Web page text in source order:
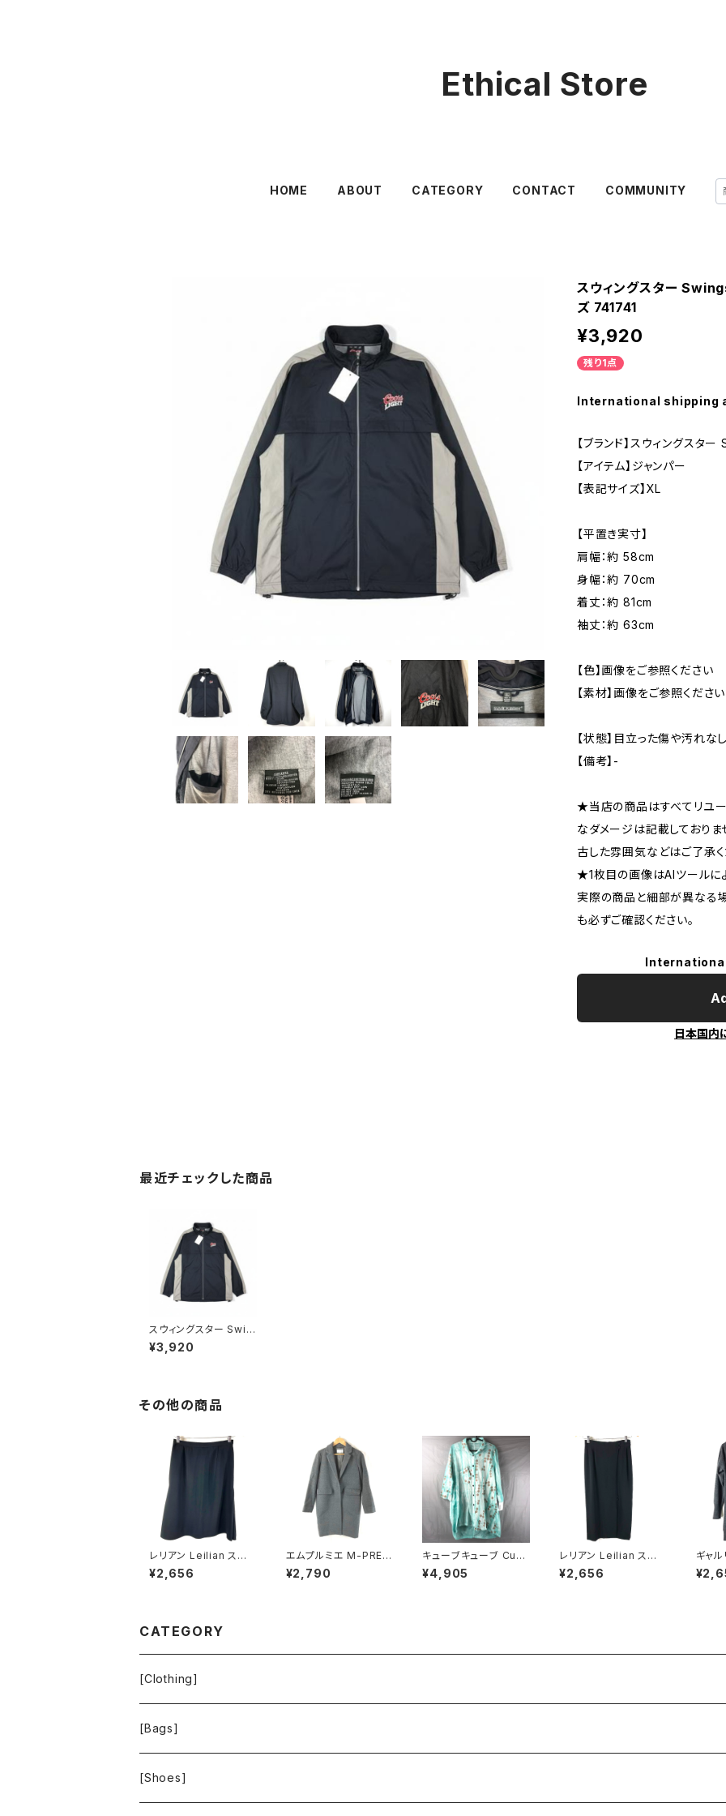
Ethical Store
HOME ABOUT CATEGORY CONTACT COMMUNITY
スウィングスター
ズ 741741
¥3,920
残り1点
International shipping
【ブランド】スウィングスタ
【アイテム】ジャンパー
【表記サイズ】XL
【平置き実寸】
肩幅：約 58cm
身幅：約 70cm
着丈：約 81cm
袖丈：約 63cm
【色】画像をご参照ください
【素材】画像をご参照ください
【状態】目立った傷や汚れなし
【備考】-
★当店の商品はすべてリユー
なダメージは記載しており
古した雰囲気などはご了承く
★1枚目の画像はAIツールに
実際の商品と細部が異なる
も必ずご確認ください。
日本国内
最近チェックした商品
スウィングスター Swin
gster ジャンパー グレ
ー XLサイズ 741741
¥3,920
その他の商品
レリアン Leilian スカ
ート サイドプリーツ 裏
地付き 日本製 サイドフ
¥2,656
エムプルミエ M-PREM
IER コート 日本製 無地
スナップボタン ポケット
¥2,790
キューブキューブ Cub
e-Cube シャツ チュニ
ック 七分袖 綿100％
¥4,905
レリアン Leilian スカ
ート ロング スリット 裏
地付き 日本製 サイドフ
¥2,656
ギャ
RIE
00％
CATEGORY
[Clothing]
Krochet Kids International
[Bags]
BAGGU
[Shoes]